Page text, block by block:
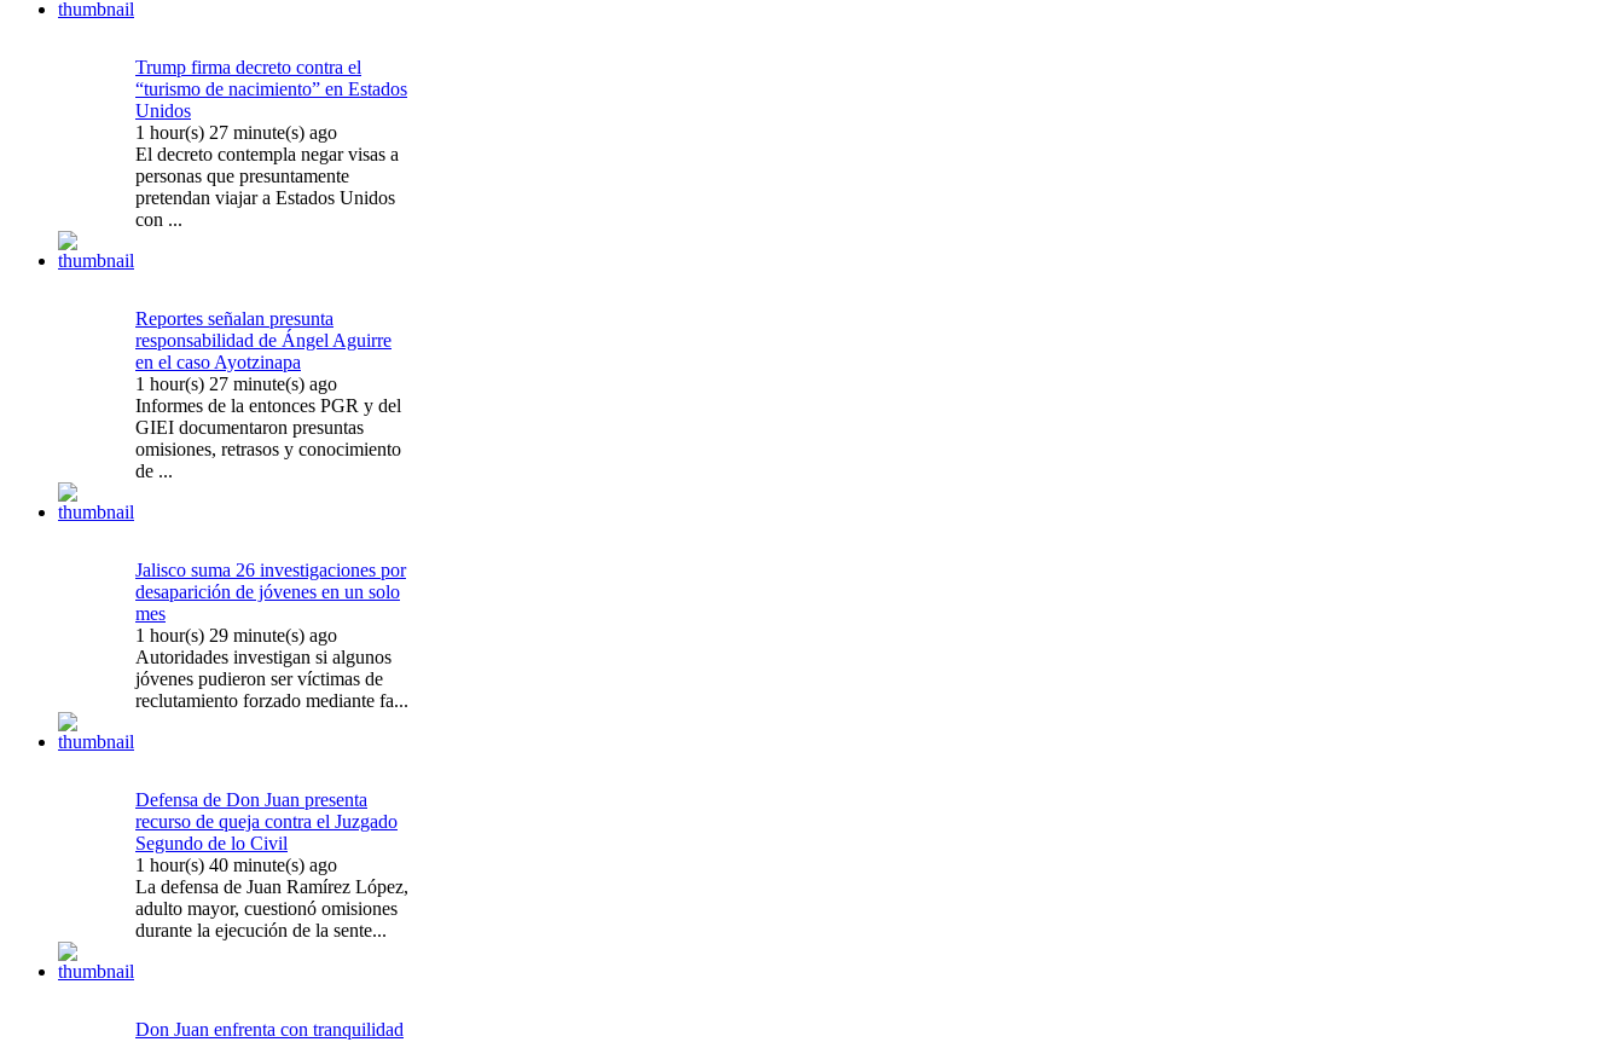
Trump firma decreto contra el
“turismo de nacimiento” en Estados
Unidos
1 hour(s) 27 minute(s) ago
El decreto contempla negar visas a
personas que presuntamente
pretendan viajar a Estados Unidos
con ...
Reportes señalan presunta
responsabilidad de Ángel Aguirre
en el caso Ayotzinapa
1 hour(s) 27 minute(s) ago
Informes de la entonces PGR y del
GIEI documentaron presuntas
omisiones, retrasos y conocimiento
de ...
Jalisco suma 26 investigaciones por
desaparición de jóvenes en un solo
mes
1 hour(s) 29 minute(s) ago
Autoridades investigan si algunos
jóvenes pudieron ser víctimas de
reclutamiento forzado mediante fa...
Defensa de Don Juan presenta
recurso de queja contra el Juzgado
Segundo de lo Civil
1 hour(s) 40 minute(s) ago
La defensa de Juan Ramírez López,
adulto mayor, cuestionó omisiones
durante la ejecución de la sente...
Don Juan enfrenta con tranquilidad